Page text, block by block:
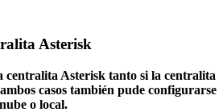
Asterisk
centralita Asterisk tanto si la centralita
casos también pude configurarse
o local.